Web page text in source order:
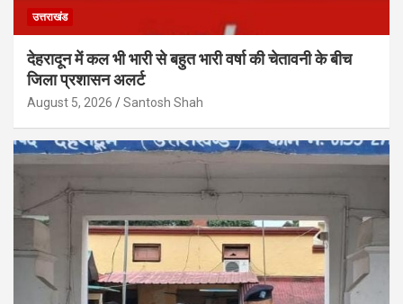
उत्तराखंड
देहरादून में कल भी भारी से बहुत भारी वर्षा की चेतावनी के बीच
जिला प्रशासन अलर्ट
August 5, 2026 Santosh Shah